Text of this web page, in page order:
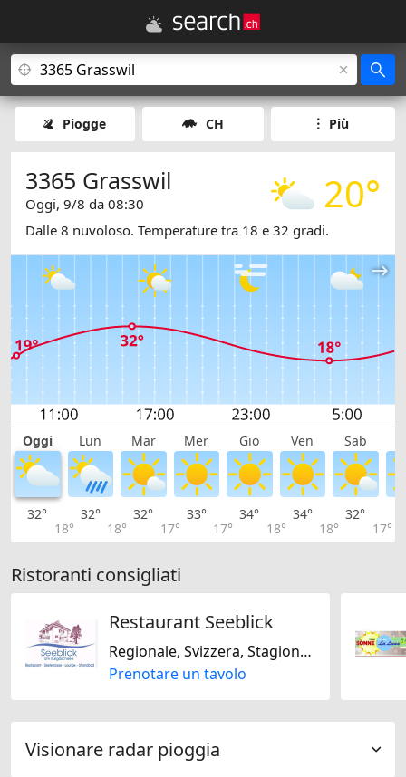
Piogge CH Più
20°
3365 Grasswil
Oggi, 9/8 da 08:30
Dalle 8 nuvoloso. Temperature tra 18 e 32 gradi.
Oggi Lun Mar Mer Gio Ven Sab
32°
18°
32°
18°
32°
17°
33°
17°
34°
18°
34°
18°
32°
17°
Ristoranti consigliati
Restaurant Seeblick
Regionale, Svizzera, Stagionale
Prenotare un tavolo
Visionare radar pioggia